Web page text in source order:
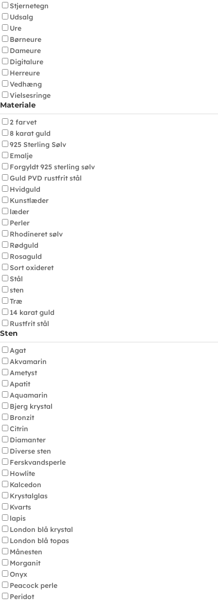
Stjernetegn
Udsalg
Ure
Børneure
Dameure
Digitalure
Herreure
Vedhæng
Vielsesringe
Materiale
2 farvet
8 karat guld
925 Sterling Sølv
Emalje
Forgyldt 925 sterling sølv
Guld PVD rustfrit stål
Hvidguld
Kunstlæder
læder
Perler
Rhodineret sølv
Rødguld
Rosaguld
Sort oxideret
Stål
sten
Træ
14 karat guld
Rustfrit stål
Sten
Agat
Akvamarin
Ametyst
Apatit
Aquamarin
Bjerg krystal
Bronzit
Citrin
Diamanter
Diverse sten
Ferskvandsperle
Howlite
Kalcedon
Krystalglas
Kvarts
lapis
London blå krystal
London blå topas
Månesten
Morganit
Onyx
Peacock perle
Peridot